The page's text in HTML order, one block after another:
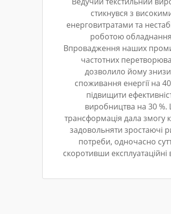
стикнувся з
енерговитратами та
роботою
Впровадження наших
частотних
дозволило йому
споживання енергії на
підвищити
виробництва на 30 %.
трансформація дала змогу
задовольняти зростаючі
потреби, одночасно
скоротивши експлуатаційні